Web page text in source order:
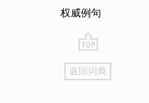
权威例句
go
top
返回词典